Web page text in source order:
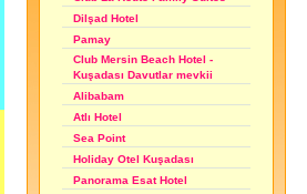
Dilşad Hotel
Pamay
Club Mersin Beach Hotel -
Kuşadası Davutlar mevkii
Alibabam
Atlı Hotel
Sea Point
Holiday Otel Kuşadası
Panorama Esat Hotel